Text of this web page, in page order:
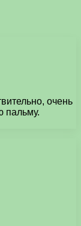
очень
пальму.